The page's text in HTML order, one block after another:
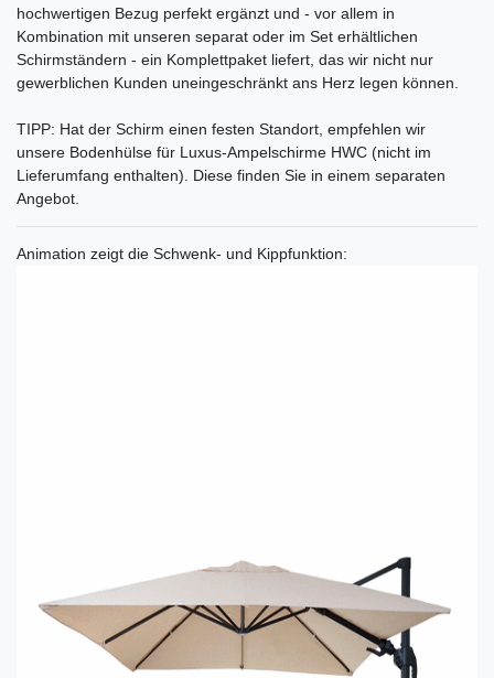
hochwertigen Bezug perfekt ergänzt und - vor allem in
Kombination mit unseren separat oder im Set erhältlichen
Schirmständern - ein Komplettpaket liefert, das wir nicht nur
gewerblichen Kunden uneingeschränkt ans Herz legen können.
TIPP: Hat der Schirm einen festen Standort, empfehlen wir
unsere Bodenhülse für Luxus-Ampelschirme HWC (nicht im
Lieferumfang enthalten). Diese finden Sie in einem separaten
Angebot.
Animation zeigt die Schwenk- und Kippfunktion: